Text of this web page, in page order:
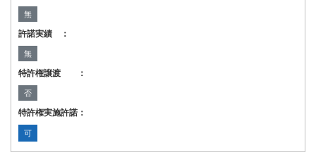
無
許諾実績 ：
無
特許権譲渡 ：
否
特許権実施許諾：
可